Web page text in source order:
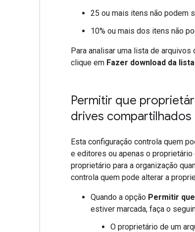
25 ou mais itens não podem
10% ou mais dos itens não
Para analisar uma lista de
clique em Fazer download da
Permitir que
drives compartilhados
Esta configuração controla quem
e editores ou apenas o proprietário
proprietário para a organização
controla quem pode alterar a
Quando a opção Permitir
estiver marcada, faça o
O proprietário de um